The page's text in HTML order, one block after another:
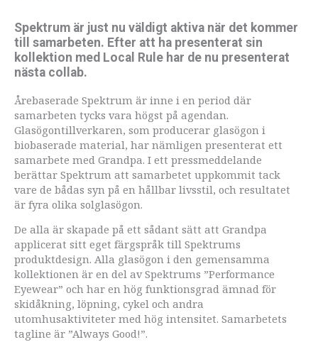
Spektrum är just nu väldigt aktiva när det kommer
till samarbeten. Efter att ha presenterat sin
kollektion med Local Rule har de nu presenterat
nästa collab.
Årebaserade Spektrum är inne i en period där
samarbeten tycks vara högst på agendan.
Glasögontillverkaren, som producerar glasögon i
biobaserade material, har nämligen presenterat ett
samarbete med Grandpa. I ett pressmeddelande
berättar Spektrum att samarbetet uppkommit tack
vare de bådas syn på en hållbar livsstil, och resultatet
är fyra olika solglasögon.
De alla är skapade på ett sådant sätt att Grandpa
applicerat sitt eget färgspråk till Spektrums
produktdesign. Alla glasögon i den gemensamma
kollektionen är en del av Spektrums ”Performance
Eyewear” och har en hög funktionsgrad ämnad för
skidåkning, löpning, cykel och andra
utomhusaktiviteter med hög intensitet. Samarbetets
tagline är ”Always Good!”.